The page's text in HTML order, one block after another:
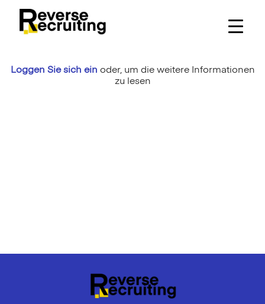
content
Loggen Sie sich ein oder, um die weitere Informationen
zu lesen